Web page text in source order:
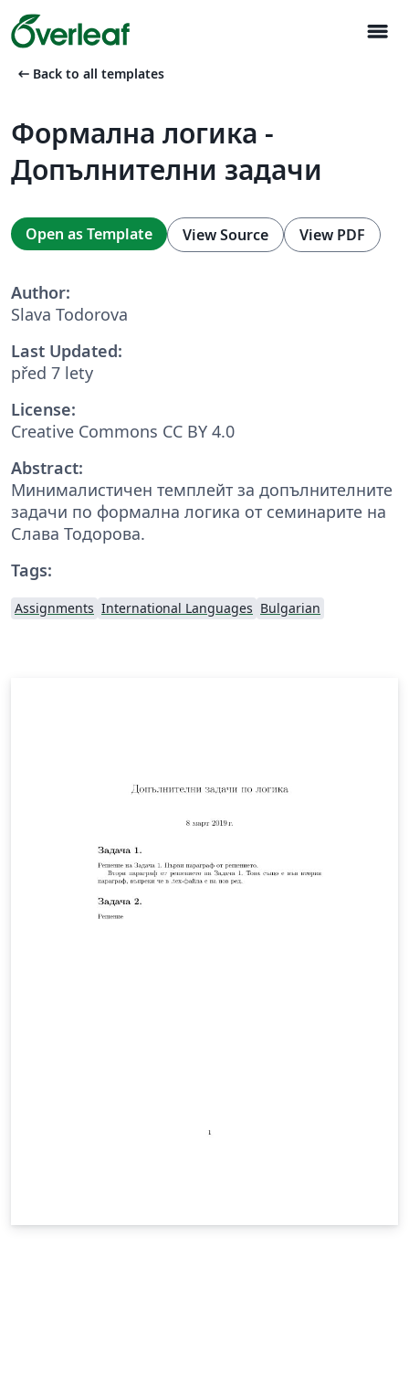
menu
arrow_left_alt Back to all templates
Формална логика -
Допълнителни задачи
Open as Template View Source View PDF
Author:
Slava Todorova
Last Updated:
před 7 lety
License:
Creative Commons CC BY 4.0
Abstract:
Минималистичен темплейт за допълнителните
задачи по формална логика от семинарите на
Слава Тодорова.
Tags:
Assignments International Languages Bulgarian